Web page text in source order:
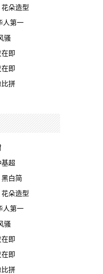
朵造型
人第一
骚
即
即
比拼
超
白简
朵造型
人第一
骚
即
即
比拼